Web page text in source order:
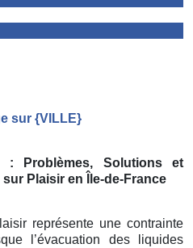
sur {VILLE}
: Problèmes, Solutions et
sur Plaisir en Île-de-France
représente une contrainte
l’évacuation des liquides